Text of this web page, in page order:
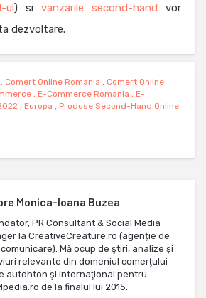
ul) si vanzarile second-hand vor
dezvoltare.
, Comert Online Romania , Comert Online
, E-Commerce Romania , E-
, Europa , Produse Second-Hand Online
Monica-Ioana Buzea
PR Consultant & Social Media
la CreativeCreature.ro (agenție de
comunicare). Mă ocup de ştiri, analize și
relevante din domeniul comerţului
autohton şi internaţional pentru
de la finalul lui 2015.